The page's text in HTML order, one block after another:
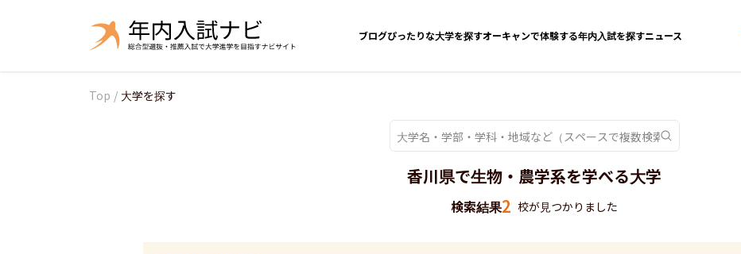
ブログぴったりな大学を探すオーキャンで体験する年内入試を探すニュース
Top / 大学を探す
香川県で生物・農学系を学べる大学
検索結果2 校が見つかりました